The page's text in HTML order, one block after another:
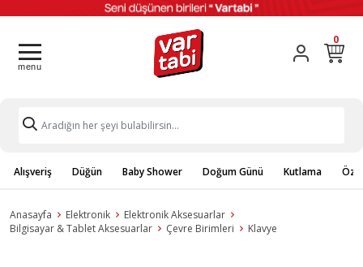
0
Alışveriş Düğün Baby Shower Doğum Günü Kutlama
Anasayfa Elektronik
Elektronik Aksesuarlar
Bilgisayar & Tablet Aksesuarlar
Çevre Birimleri Klavye